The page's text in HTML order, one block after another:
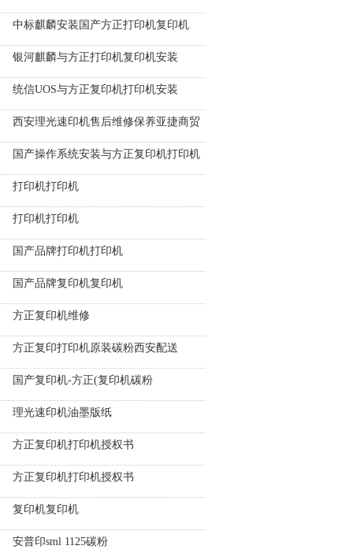
中标麒麟安装国产方正打印机复印机
银河麒麟与方正打印机复印机安装
统信UOS与方正复印机打印机安装
西安理光速印机售后维修保养亚捷商贸
国产操作系统安装与方正复印机打印机
打印机打印机
打印机打印机
国产品牌打印机打印机
国产品牌复印机复印机
方正复印机维修
方正复印打印机原装碳粉西安配送
国产复印机-方正(复印机碳粉
理光速印机油墨版纸
方正复印机打印机授权书
方正复印机打印机授权书
复印机复印机
安普印sml 1125碳粉